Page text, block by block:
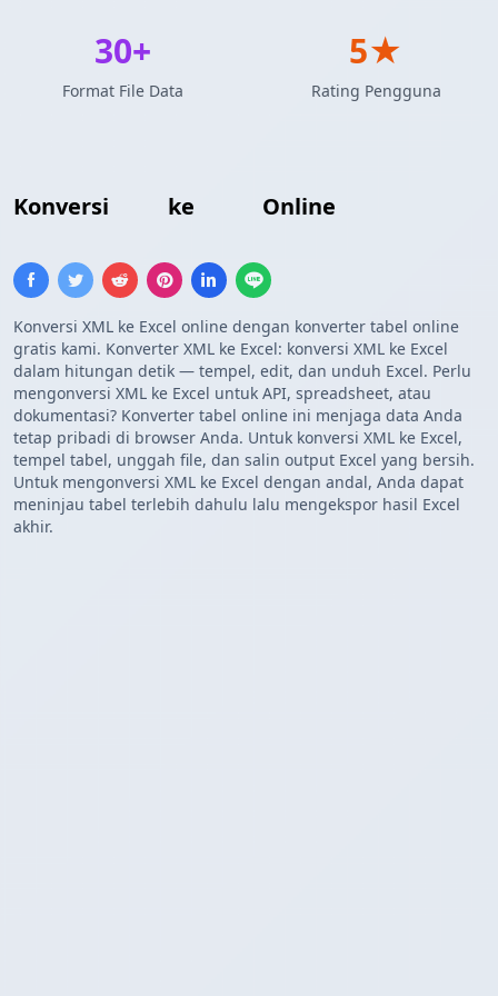
Konversi ke Online
Konversi XML ke Excel online dengan konverter tabel online
gratis kami. Konverter XML ke Excel: konversi XML ke Excel
dalam hitungan detik — tempel, edit, dan unduh Excel. Perlu
mengonversi XML ke Excel untuk API, spreadsheet, atau
dokumentasi? Konverter tabel online ini menjaga data Anda
tetap pribadi di browser Anda. Untuk konversi XML ke Excel,
tempel tabel, unggah file, dan salin output Excel yang bersih.
Untuk mengonversi XML ke Excel dengan andal, Anda dapat
meninjau tabel terlebih dahulu lalu mengekspor hasil Excel
akhir.
30+
Format File Data
5★
Rating Pengguna